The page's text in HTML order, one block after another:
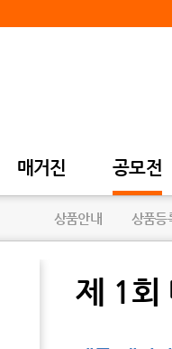
매거진 공모전
상품안내 상품등
제 1회